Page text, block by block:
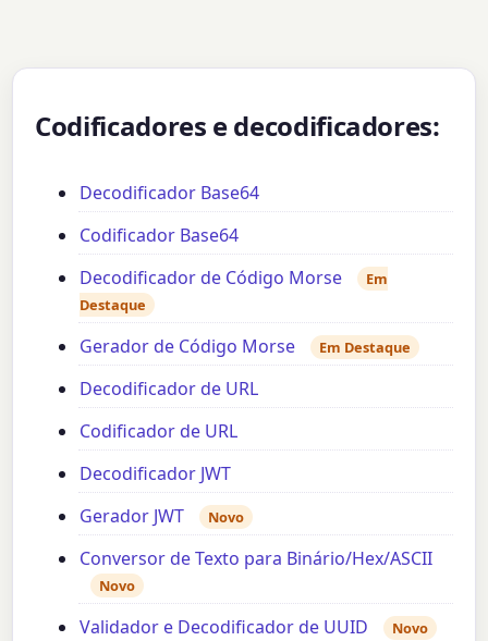
Codificadores e decodificadores:
Decodificador Base64
Codificador Base64
Decodificador de Código Morse
Em
Destaque
Gerador de Código Morse Em Destaque
Decodificador de URL
Codificador de URL
Decodificador JWT
Gerador JWT
Novo
Conversor de Texto para Binário/Hex/ASCII
Novo
Validador e Decodificador de UUID Novo